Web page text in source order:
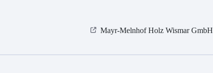
Mayr-Melnhof Holz Wismar GmbH